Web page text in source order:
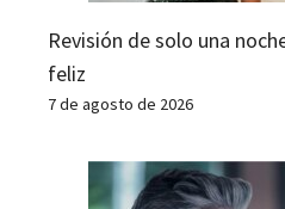
Revisión de solo una
feliz
7 de agosto de 2026